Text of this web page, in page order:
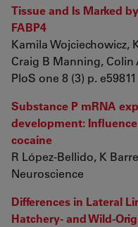
Tissue and Is Marked
FABP4
Kamila Wojciechowicz,
Craig B Manning, Colin
PloS one 8 (3) p. e59811
Substance P mRNA
development:
cocaine
R López-Bellido, K
Neuroscience
Differences in Lateral
Hatchery- and Wild-